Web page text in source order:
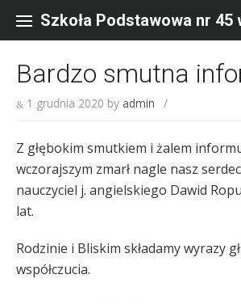
content
Szkoła Podstawowa nr 45
Bardzo smutna
1 grudnia 2020 by admin /
Z głębokim smutkiem i żalem
wczorajszym zmarł nagle nasz
nauczyciel j. angielskiego Dawid
lat.
Rodzinie i Bliskim składamy wyrazy
współczucia.